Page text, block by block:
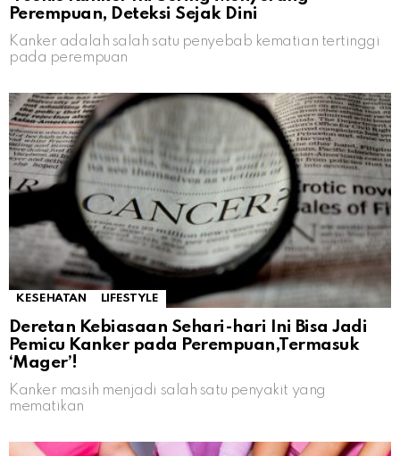
Perempuan, Deteksi Sejak Dini
Kanker adalah salah satu penyebab kematian tertinggi
pada perempuan
KESEHATAN LIFESTYLE
Deretan Kebiasaan Sehari-hari Ini Bisa Jadi
Pemicu Kanker pada Perempuan,Termasuk
‘Mager’!
Kanker masih menjadi salah satu penyakit yang
mematikan